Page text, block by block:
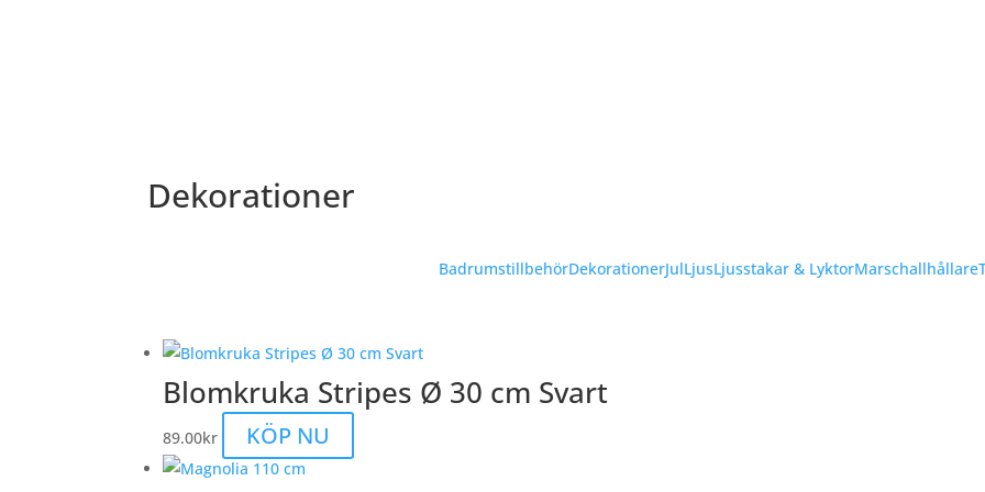
Dekorationer
BadrumstillbehörDekorationerJulLjusLjusstakar & LyktorMarschallhållare
Blomkruka Stripes Ø 30 cm Svart
89.00kr KÖP NU